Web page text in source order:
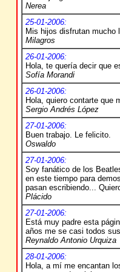
Nerea
25-01-2006:
Mis hijos disfrutan mucho
Milagros
26-01-2006:
Hola, te quería decir que
Sofía Morandi
26-01-2006:
Hola, quiero contarte que
Sergio Andrés López
27-01-2006:
Buen trabajo. Le felicito.
Oswaldo
27-01-2006:
Soy fanático de los
en este tiempo para
pasan escribiendo...
Plácido
27-01-2006:
Está muy padre esta
años me se casi todos
Reynaldo Antonio Urquiza
28-01-2006:
Hola, a mí me encantan